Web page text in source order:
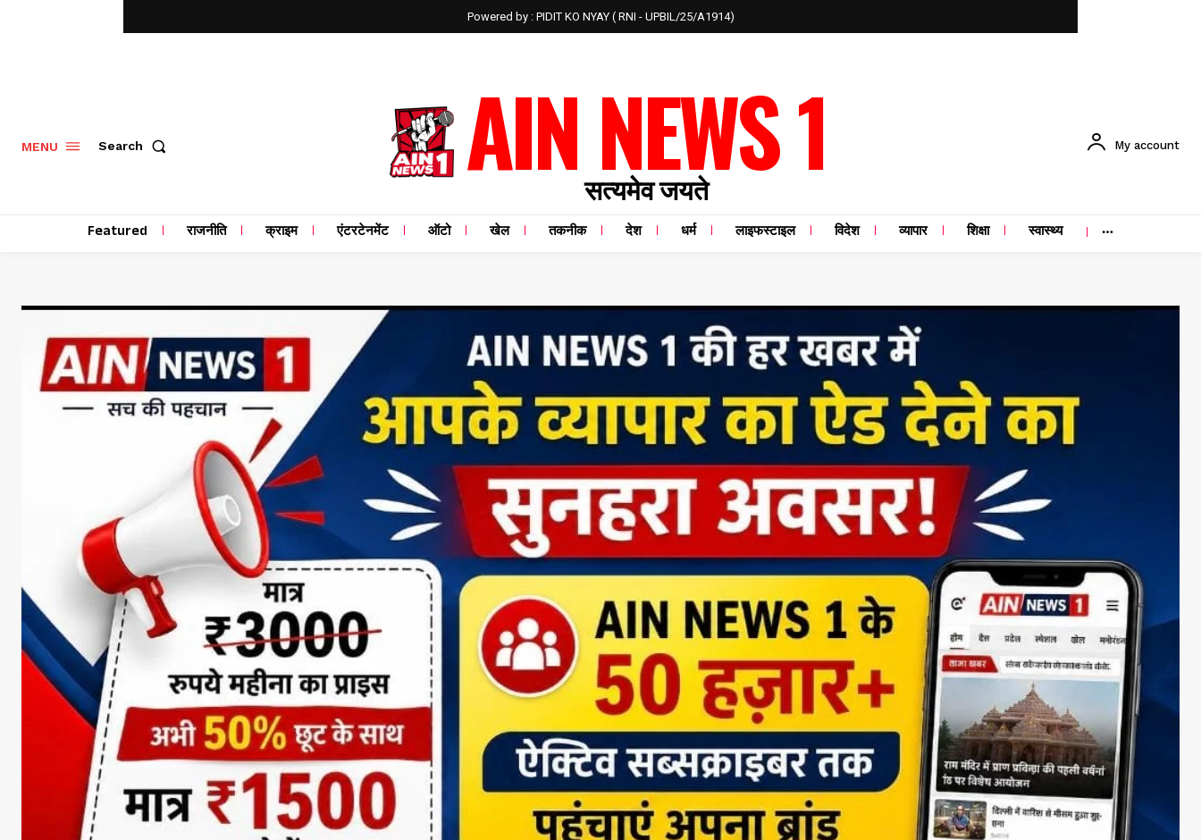
Powered by : PIDIT KO NYAY ( RNI - UPBIL/25/A1914)
MENU Search AIN NEWS 1
सत्यमेव जयते
My account
Featured राजनीति क्राइम एंटरटेनमेंट ऑटो खेल तकनीक देश धर्म लाइफस्टाइल विदेश व्यापार शिक्षा स्वास्थ्य